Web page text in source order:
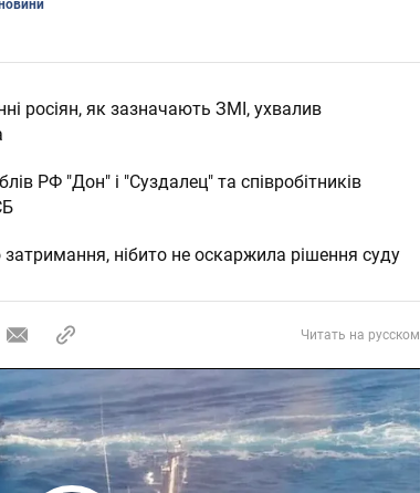
росіян, як зазначають ЗМІ, ухвалив
РФ "Дон" і "Суздалец" та співробітників
нібито не оскаржила рішення суду
Читать на русском